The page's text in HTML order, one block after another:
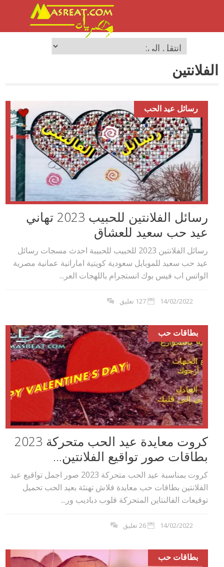
الفلانتين
رسائل عيد الحب
رسائل الفلانتين للحبيب 2023 تهاني
عيد حب سعيد للعشاق
رسائل الفلانتين 2023 للحبيب للحبيبة احدث مسجات رسائل
عيد حب سعيد للموبايل سعودية كويتية اماراتية عمانية مصرية
الواتس اب فيس بوك انستجرام باللهجات العر...
14/02/2022 127 تعليق
بطاقات حب
كروت معايدة عيد الحب متحركة 2023
بطاقات صور تواقيع الفلانتين...
كروت بمناسبة عيد الحب متحركة 2023 صور اجمل تواقيع عيد
الفلانتين بطاقات حب معايدة فلاش تهنئة بعيد الحب تحميل
توقيعات الفالنتاين المتحركة قلوب دباديب ور...
14/02/2022 26 تعليق
بطاقات حب